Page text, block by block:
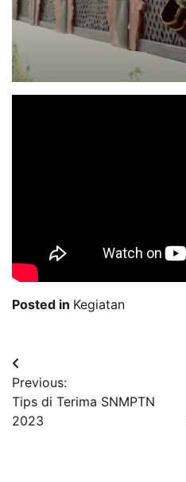
Posted in Kegiatan
Post
navigation
Previous:
Tips di Terima SNMPTN
2023